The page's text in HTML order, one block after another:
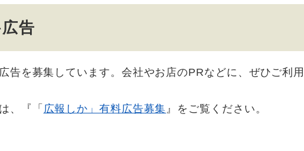
告
告を募集しています。会社やお店のPRなどに、ぜひご利用
、『「 広報しか」有料広告募集』をご覧ください。